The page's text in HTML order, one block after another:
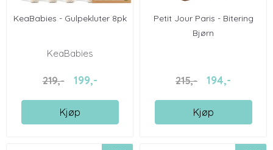
KeaBabies - Gulpekluter 8pk
KeaBabies
219,- 199,-
Kjøp
Petit Jour Paris - Bitering
Bjørn
215,- 194,-
Kjøp